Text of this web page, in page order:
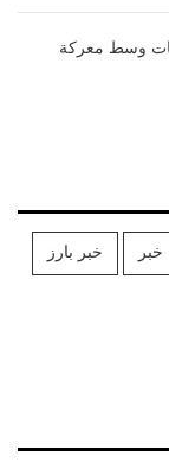
وسط معركة
خبر خبر بارز